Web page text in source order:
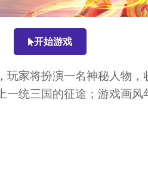
开始游戏
玩家将扮演一名神秘人物
统三国的征途；游戏画